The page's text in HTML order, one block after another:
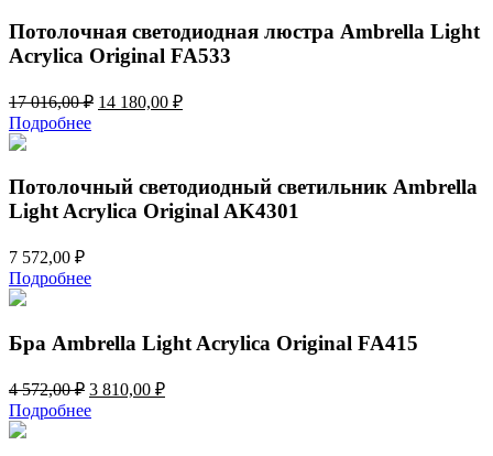
Потолочная светодиодная люстра Ambrella Light
Acrylica Original FA533
17 016,00₽ Первоначальная
016,00 ₽.
14 180,00 ₽Текущая
Подробнее
Потолочный светодиодный светильник Ambrella
Light Acrylica Original AK4301
7 572,00 ₽
Подробнее
Бра Ambrella Light Acrylica Original FA415
4 572,00₽ Первоначальная
цена
составляла
3 810,00 ₽Текущая
Подробнее